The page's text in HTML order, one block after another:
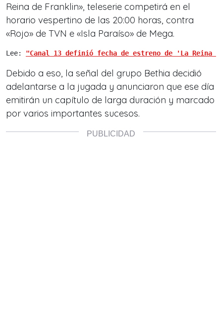
Reina de Franklin», teleserie competirá en el
horario vespertino de las 20:00 horas, contra
«Rojo» de TVN e «Isla Paraíso» de Mega.
Lee: "Canal 13 definió fecha de estreno de 'La Reina
Debido a eso, la señal del grupo Bethia decidió
adelantarse a la jugada y anunciaron que ese día
emitirán un capítulo de larga duración y marcado
por varios importantes sucesos.